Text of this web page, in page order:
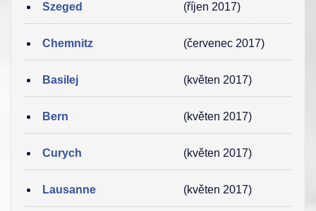
Szeged (říjen 2017)
Chemnitz (červenec 2017)
Basilej (květen 2017)
Bern (květen 2017)
Curych (květen 2017)
Lausanne (květen 2017)